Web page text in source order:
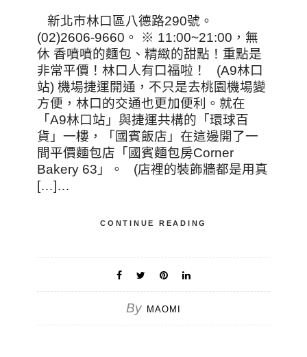
新北市林口區八德路290號。
(02)2606-9660。 ※ 11:00~21:00，無
休 香噴噴的麵包、精緻的甜點！重點是
非常平價！林口人有口福啦！ (A9林口
站) 機場捷運開通，不只是去桃園機場變
方便，林口的交通也更加便利。就在
「A9林口站」與捷運共構的「環球百
貨」一樓，「國賓飯店」在這邊開了一
間平價麵包店「國賓麵包房Corner
Bakery 63」。 (店裡的裝飾牆都是用真
[…]…
CONTINUE READING
By MAOMI